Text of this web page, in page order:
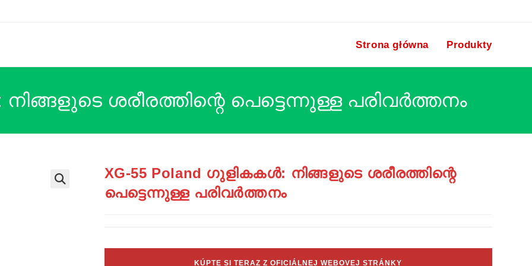
Strona główna Produkty
നിങ്ങളുടെ ശരീരത്തിന്റെ പെട്ടെന്നുള്ള പരിവർത്തനം
XG-55 Poland ഗുളികകൾ: നിങ്ങളുടെ ശരീരത്തിന്റെ
പെട്ടെന്നുള്ള പരിവർത്തനം
KÚPTE SI TERAZ Z OFICIÁLNEJ WEBOVEJ STRÁNKY